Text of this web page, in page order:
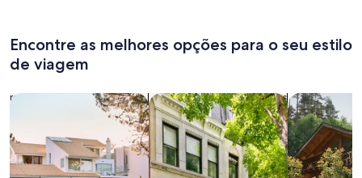
Encontre as melhores opções para o seu estilo
de viagem
Busque casas Busque apartamentos buscar